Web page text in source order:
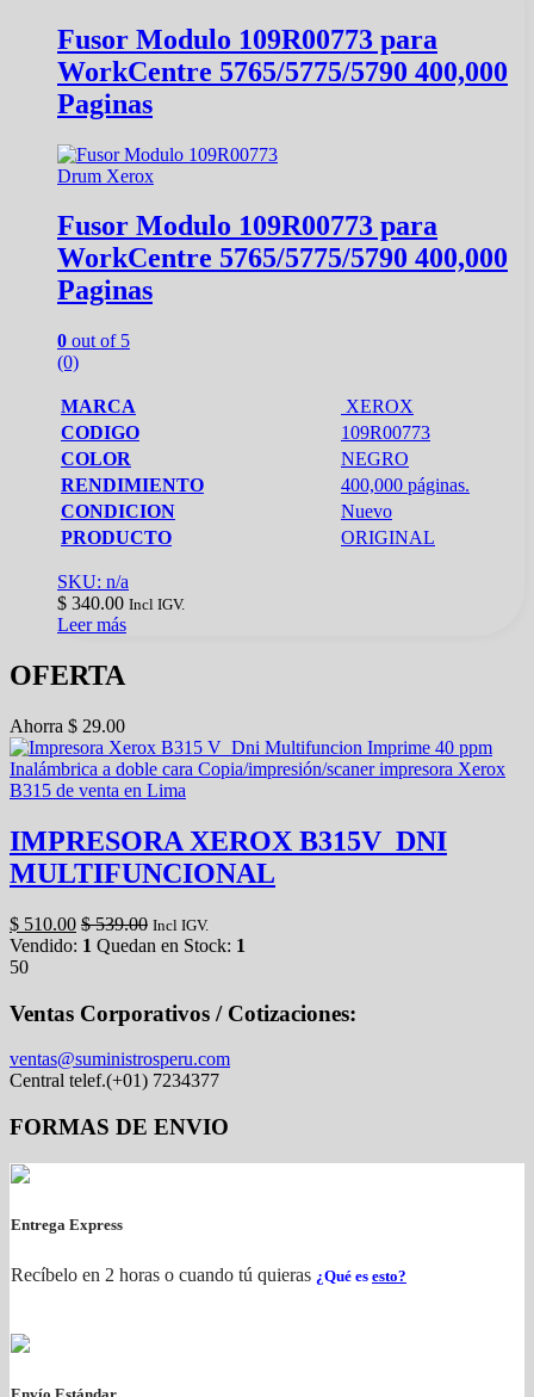
Fusor Modulo 109R00773 para
WorkCentre 5765/5775/5790 400,000
Paginas
Drum Xerox
Fusor Modulo 109R00773 para
WorkCentre 5765/5775/5790 400,000
Paginas
0 out of 5
(0)
MARCA
XEROX
CODIGO
109R00773
COLOR
NEGRO
RENDIMIENTO
400,000 páginas.
CONDICION
Nuevo
PRODUCTO
ORIGINAL
SKU: n/a
$ 340.00 Incl IGV.
Leer más
OFERTA
Ahorra $ 29.00
IMPRESORA XEROX B315V_DNI
MULTIFUNCIONAL
$ 510.00 $539.00 Incl IGV.
Vendido: 1 Quedan en Stock: 1
50
Ventas Corporativos / Cotizaciones:
ventas@suministrosperu.com
Central telef.(+01) 7234377
FORMAS DE ENVIO
Entrega Express
Recíbelo en 2 horas o cuando tú quieras ¿Qué es esto?